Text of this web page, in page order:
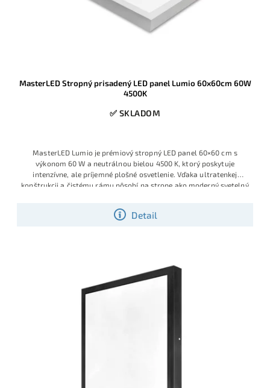
MasterLED Stropný prisadený LED panel Lumio 60x60cm 60W
4500K
✅ SKLADOM
Detail
MasterLED Lumio je prémiový stropný LED panel 60×60 cm s
výkonom 60 W a neutrálnou bielou 4500 K, ktorý poskytuje
intenzívne, ale príjemné plošné osvetlenie. Vďaka ultratenkej
konštrukcii a čistému rámu pôsobí na strope ako moderný svetelný